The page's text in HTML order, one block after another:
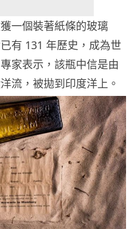
一個裝著紙條的玻璃
有 131 年歷史，成為世
家表示，該瓶中信是由
流，被拋到印度洋上。